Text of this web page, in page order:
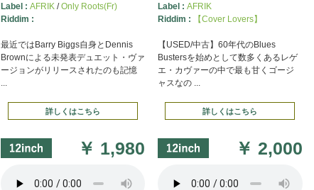
Label : AFRIK/Only Roots(Fr)
Riddim :
最近ではBarry Biggs自身とDennis
Brownによる未発表デュエット・ヴァ
ージョンがリリースされたのも記憶
...
詳しくはこちら
￥ 1,980
Label : AFRIK
Riddim :
【Cover Lovers】
【USED/中古】60年代のBlues
Bustersを始めとして数多くあるレゲ
エ・カヴァーの中で最も甘くゴージ
ャスなの ...
詳しくはこちら
￥ 2,000